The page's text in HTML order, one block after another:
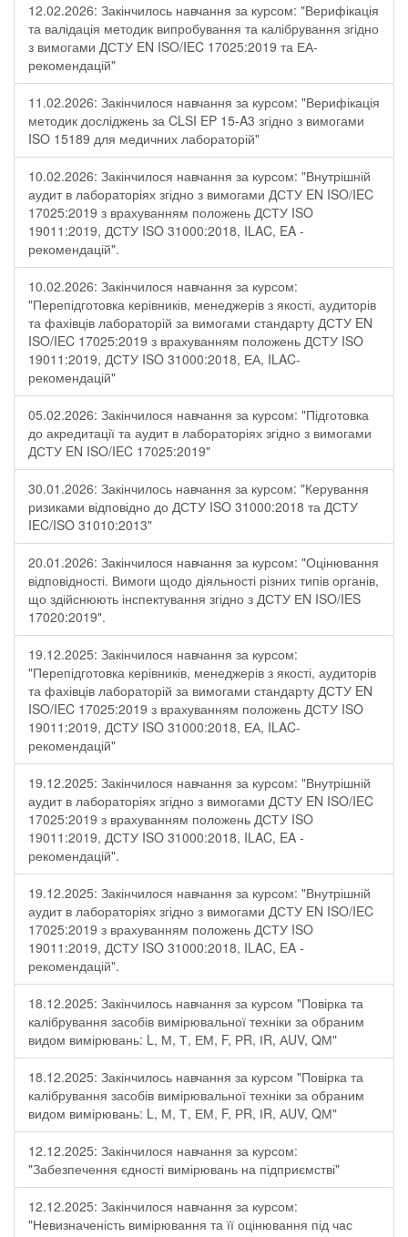
12.02.2026: Закінчилось навчання за курсом: "Верифікація
та валідація методик випробування та калібрування згідно
з вимогами ДСТУ EN ISO/IEC 17025:2019 та ЕА-
рекомендацій"
11.02.2026: Закінчилося навчання за курсом: "Верифікація
методик досліджень за CLSI EP 15-A3 згідно з вимогами
ISO 15189 для медичних лабораторій"
10.02.2026: Закінчилося навчання за курсом: "Внутрішній
аудит в лабораторіях згідно з вимогами ДСТУ EN ISO/IEC
17025:2019 з врахуванням положень ДСТУ ISO
19011:2019, ДСТУ ISO 31000:2018, ILAC, EA -
рекомендацій".
10.02.2026: Закінчилося навчання за курсом:
"Перепідготовка керівників, менеджерів з якості, аудиторів
та фахівців лабораторій за вимогами стандарту ДСТУ EN
ISO/IEC 17025:2019 з врахуванням положень ДСТУ ISO
19011:2019, ДСТУ ISO 31000:2018, ЕА, ILAC-
рекомендацій"
05.02.2026: Закінчилося навчання за курсом: "Підготовка
до акредитації та аудит в лабораторіях згідно з вимогами
ДСТУ EN ISO/IEC 17025:2019"
30.01.2026: Закінчилось навчання за курсом: "Керування
ризиками відповідно до ДСТУ ISO 31000:2018 та ДСТУ
IEC/ISO 31010:2013"
20.01.2026: Закінчилося навчання за курсом: "Оцінювання
відповідності. Вимоги щодо діяльності різних типів органів,
що здійснюють інспектування згідно з ДСТУ ЕN ISO/IES
17020:2019".
19.12.2025: Закінчилося навчання за курсом:
"Перепідготовка керівників, менеджерів з якості, аудиторів
та фахівців лабораторій за вимогами стандарту ДСТУ EN
ISO/IEC 17025:2019 з врахуванням положень ДСТУ ISO
19011:2019, ДСТУ ISO 31000:2018, ЕА, ILAC-
рекомендацій"
19.12.2025: Закінчилося навчання за курсом: "Внутрішній
аудит в лабораторіях згідно з вимогами ДСТУ EN ISO/IEC
17025:2019 з врахуванням положень ДСТУ ISO
19011:2019, ДСТУ ISO 31000:2018, ILAC, EA -
рекомендацій".
19.12.2025: Закінчилося навчання за курсом: "Внутрішній
аудит в лабораторіях згідно з вимогами ДСТУ EN ISO/IEC
17025:2019 з врахуванням положень ДСТУ ISO
19011:2019, ДСТУ ISO 31000:2018, ILAC, EA -
рекомендацій".
18.12.2025: Закінчилось навчання за курсом "Повірка та
калібрування засобів вимірювальної техніки за обраним
видом вимірювань: L, М, Т, ЕМ, F, РR, ІR, АUV, QМ"
18.12.2025: Закінчилось навчання за курсом "Повірка та
калібрування засобів вимірювальної техніки за обраним
видом вимірювань: L, М, Т, ЕМ, F, РR, ІR, АUV, QМ"
12.12.2025: Закінчилося навчання за курсом:
"Забезпечення єдності вимірювань на підприємстві"
12.12.2025: Закінчилося навчання за курсом:
"Невизначеність вимірювання та її оцінювання під час